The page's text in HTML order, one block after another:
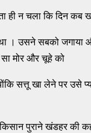
न चला कि दिन कब
। उसने सबको जगाया
मोर और चूहे को
सत्तू खा लेने पर उसे
पुराने खंडहर की